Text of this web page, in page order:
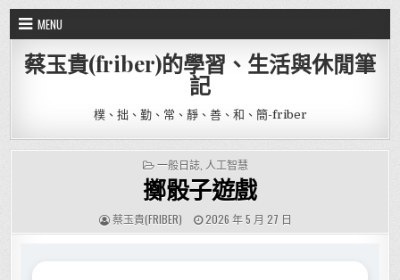
Skip to content
MENU
蔡玉貴(friber)的學習、生活與休閒筆
記
樸、拙、勤、常、靜、善、和、簡-friber
POSTED IN
一般日誌 人工智慧
擲骰子遊戲
AUTHOR:
蔡玉貴(FRIBER) PUBLISHED DATE:
2026 年 5 月 27 日